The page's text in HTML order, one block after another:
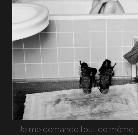
Je me demande tout de même